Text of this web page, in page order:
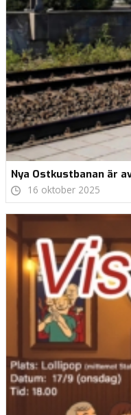
Nya Ostkustbanan är
16 oktober 2025